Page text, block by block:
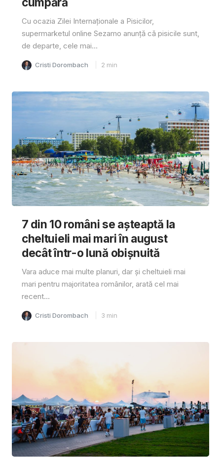
Cu ocazia Zilei Internaționale a Pisicilor,
supermarketul online Sezamo anunță că pisicile sunt,
de departe, cele mai...
Cristi Dorombach 2 min
7 din 10 români se așteaptă la
cheltuieli mai mari în august
decât într-o lună obișnuită
Vara aduce mai multe planuri, dar și cheltuieli mai
mari pentru majoritatea românilor, arată cel mai
recent...
Cristi Dorombach 3 min